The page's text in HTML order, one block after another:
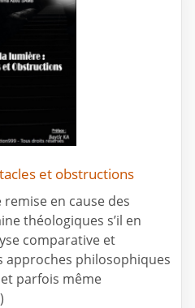
et obstructions
en cause des
théologiques s’il en
comparative et
approches philosophiques
parfois même